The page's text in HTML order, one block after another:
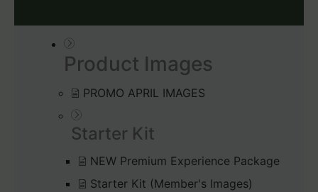
Product Images
PROMO APRIL IMAGES
Starter Kit
NEW Premium Experience Package
Starter Kit (Member's Images)